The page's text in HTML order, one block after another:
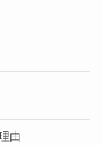
由